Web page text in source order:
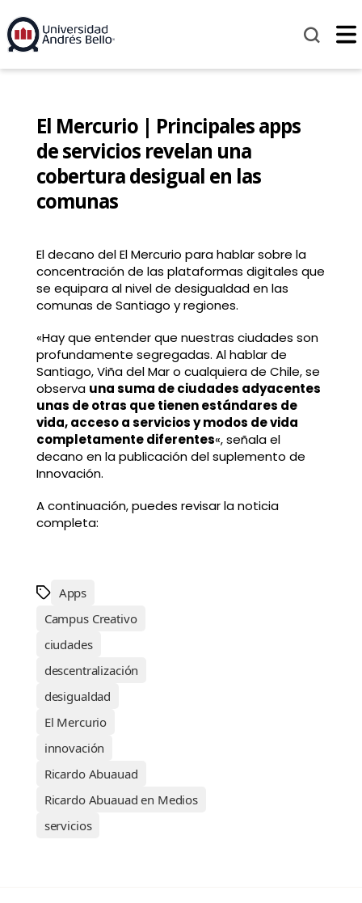
El Mercurio | Principales apps
de servicios revelan una
cobertura desigual en las
comunas
El decano del El Mercurio para hablar sobre la
concentración de las plataformas digitales que
se equipara al nivel de desigualdad en las
comunas de Santiago y regiones.
«Hay que entender que nuestras ciudades son
profundamente segregadas. Al hablar de
Santiago, Viña del Mar o cualquiera de Chile, se
observa una suma de ciudades adyacentes
unas de otras que tienen estándares de
vida, acceso a servicios y modos de vida
completamente diferentes«, señala el
decano en la publicación del suplemento de
Innovación.
A continuación, puedes revisar la noticia
completa:
Apps
Campus Creativo
ciudades
descentralización
desigualdad
El Mercurio
innovación
Ricardo Abuauad
Ricardo Abuauad en Medios
servicios